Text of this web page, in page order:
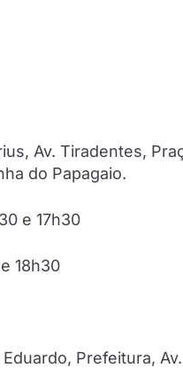
Av. Tiradentes,
do Papagaio.
e 17h30
18h30
Prefeitura,